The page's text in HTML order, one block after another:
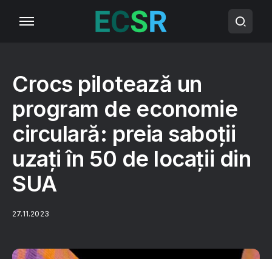
Crocs pilotează un
program de economie
circulară: preia saboții
uzați în 50 de locații din
SUA
27.11.2023